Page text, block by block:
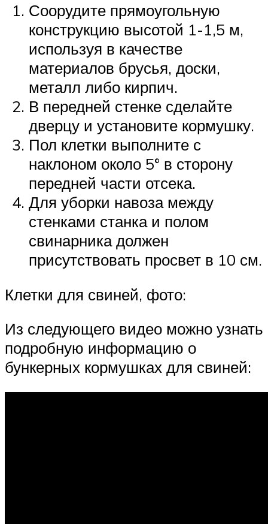
Соорудите прямоугольную
конструкцию высотой 1-1,5 м,
используя в качестве
материалов брусья, доски,
металл либо кирпич.
В передней стенке сделайте
дверцу и установите кормушку.
Пол клетки выполните с
наклоном около 5° в сторону
передней части отсека.
Для уборки навоза между
стенками станка и полом
свинарника должен
присутствовать просвет в 10 см.
Клетки для свиней, фото:
Из следующего видео можно узнать
подробную информацию о
бункерных кормушках для свиней: